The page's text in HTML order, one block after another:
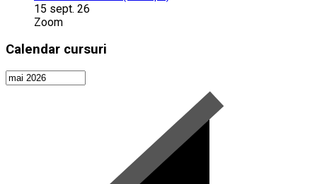
15 sept. 26
Zoom
Calendar cursuri